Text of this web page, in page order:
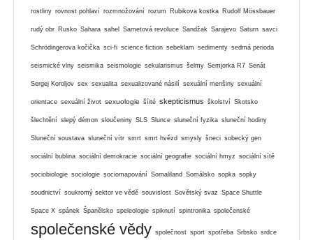
rostliny rovnost pohlaví rozmnožování rozum Rubikova kostka Rudolf Mössbauer
rudý obr Rusko Sahara sahel Sametová revoluce Sandžak Sarajevo Saturn savci
Schrödingerova kočička sci-fi science fiction sebeklam sedimenty sedmá perioda
seismické vlny seismika seismologie sekularismus šelmy Semjorka R7 Senát
Sergej Koroljov sex sexualita sexualizované násilí sexuální menšiny sexuální
orientace sexuální život sexuologie šíité skepticismus školství Skotsko
šlechtění slepý démon sloučeniny SLS Slunce sluneční fyzika sluneční hodiny
Sluneční soustava sluneční vítr smrt smrt hvězd smysly šneci sobecký gen
sociální bublina sociální demokracie sociální geografie sociální hmyz sociální sítě
sociobiologie sociologie sociomapování Somaliland Somálsko sopka sopky
soudnictví soukromý sektor ve vědě souvislost Sovětský svaz Space Shuttle
Space X spánek Španělsko speleologie spiknutí spintronika společenské
společenské vědy společnost sport spotřeba Srbsko srdce